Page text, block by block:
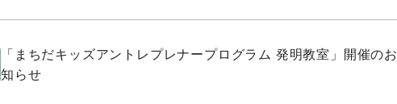
「まちだキッズアントレプレナープログラム 発明教室」開催のお
知らせ